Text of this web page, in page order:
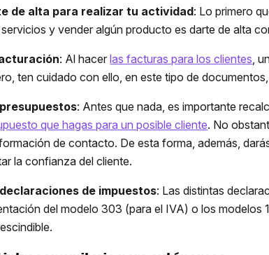
de alta para realizar tu actividad: Lo primero
y vender algún producto es darte de alta
: Al hacerlas facturas para los clientes ,
ten cuidado con ello, en este tipo de
: Antes que nada, es importante
que hagas para un posible cliente. No
de contacto. De esta forma, además,
la confianza del cliente.
de impuestos: Las distintas
del modelo 303 (para el IVA) o los modelos